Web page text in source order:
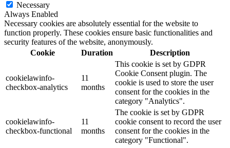
Necessary
Always Enabled
Necessary cookies are absolutely essential for the website to
function properly. These cookies ensure basic functionalities and
security features of the website, anonymously.
Cookie
Duration Description
cookielawinfo-
checkbox-analytics
11
months
This cookie is set by GDPR
Cookie Consent plugin. The
cookie is used to store the user
consent for the cookies in the
category "Analytics".
cookielawinfo-
checkbox-functional
11
months
The cookie is set by GDPR
cookie consent to record the user
consent for the cookies in the
category "Functional".